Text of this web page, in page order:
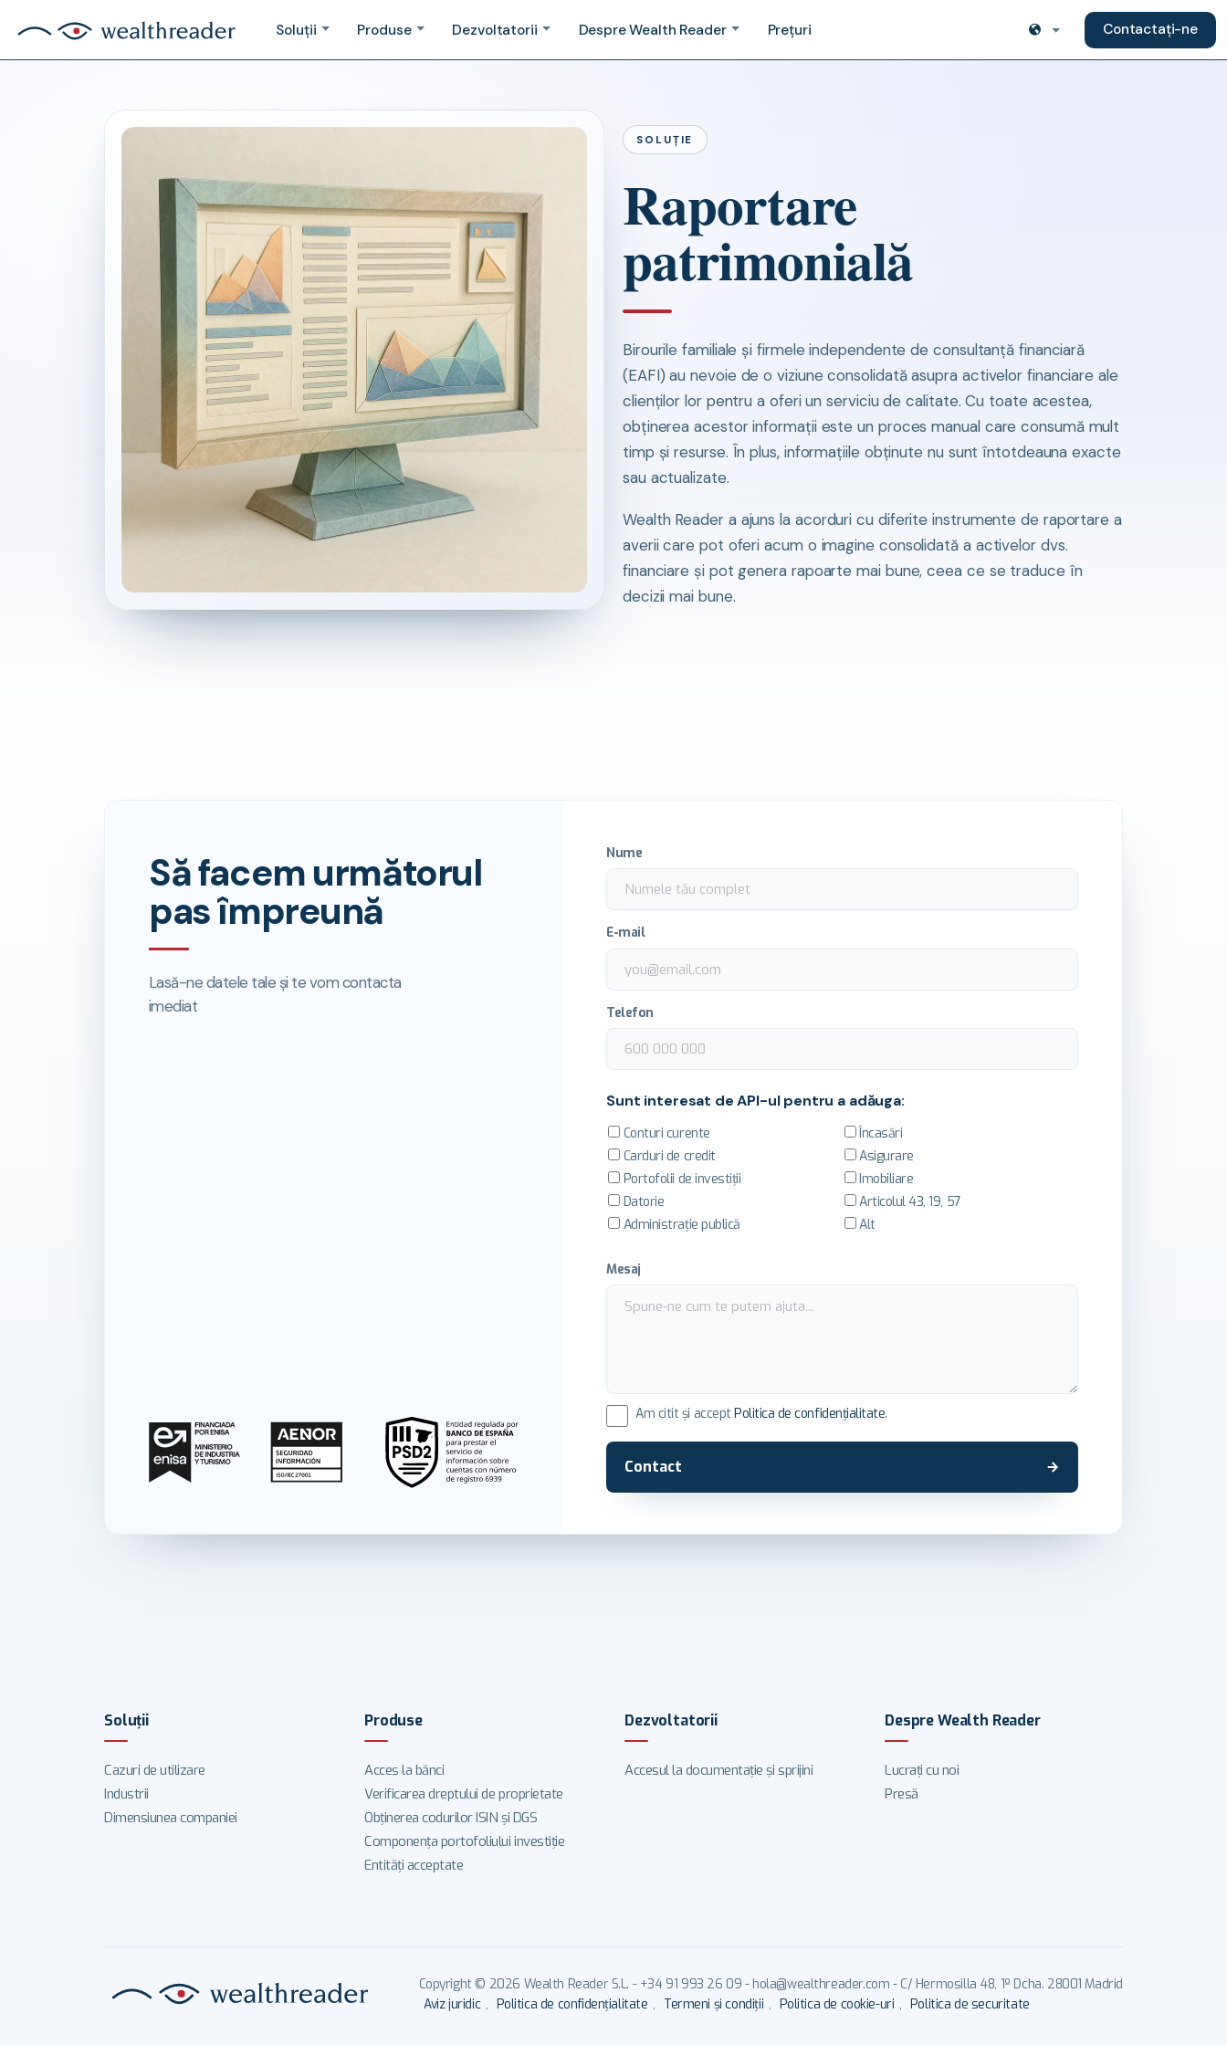
Soluţii Produse Dezvoltatorii Despre Wealth Reader Prețuri Contactați-ne
SOLUȚIE
Raportare
patrimonială
Birourile familiale și firmele independente de consultanță financiară
(EAFI) au nevoie de o viziune consolidată asupra activelor financiare ale
clienților lor pentru a oferi un serviciu de calitate. Cu toate acestea,
obținerea acestor informații este un proces manual care consumă mult
timp și resurse. În plus, informațiile obținute nu sunt întotdeauna exacte
sau actualizate.
Wealth Reader a ajuns la acorduri cu diferite instrumente de raportare a
averii care pot oferi acum o imagine consolidată a activelor dvs.
financiare și pot genera rapoarte mai bune, ceea ce se traduce în
decizii mai bune.
Să facem următorul
pas împreună
Lasă-ne datele tale și te vom contacta
imediat
Nume
E-mail
Telefon
Sunt interesat de API-ul pentru a adăuga:
Conturi curente
Carduri de credit
Portofolii de investiții
Datorie
Administrație publică
Încasări
Asigurare
Imobiliare
Articolul 43, 19, 57
Alt
Mesaj
Am citit și acceptPolitica de confidențialitate.
Contact
Soluţii
Cazuri de utilizare
Industrii
Dimensiunea companiei
Produse
Acces la bănci
Verificarea dreptului de proprietate
Obținerea codurilor ISIN și DGS
Componența portofoliului investiție
Entități acceptate
Dezvoltatorii
Accesul la documentație și sprijini
Despre Wealth Reader
Lucrați cu noi
Presă
Copyright © 2026 Wealth Reader S.L. - +34 91 993 26 09 - hola@wealthreader.com - C/ Hermosilla 48, 1º Dcha. 28001 Madrid
Aviz juridic , Politica de confidențialitate , Termeni și condiții , Politica de cookie-uri , Politica de securitate